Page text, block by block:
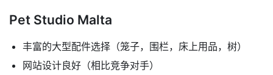
Pet Studio Malta
丰富的大型配件选择（笼子，围栏，床上用品，树）
网站设计良好（相比竞争对手）